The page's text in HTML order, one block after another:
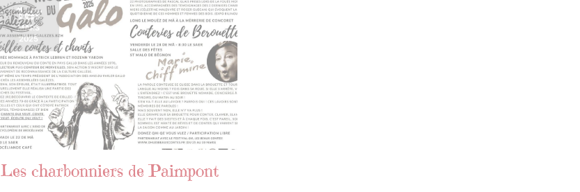
1er
MARS
2025
Les charbonniers de Paimpont